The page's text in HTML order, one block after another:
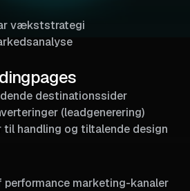
vækststrategi
destinationssider
(leadgenerering)
til handling og tiltalende design
performance marketing-kanaler